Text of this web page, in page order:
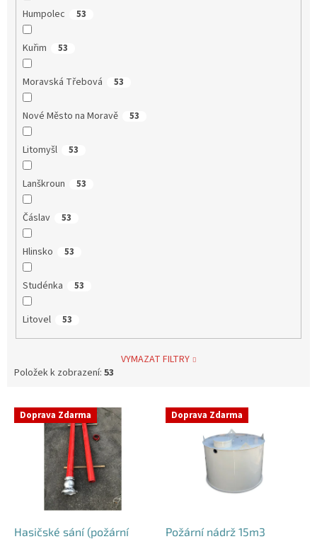
Humpolec 53
Kuřim 53
Moravská Třebová 53
Nové Město na Moravě 53
Litomyšl 53
Lanškroun 53
Čáslav 53
Hlinsko 53
Studénka 53
Litovel 53
VYMAZAT FILTRY
Položek k zobrazení: 53
V Doprava Zdarma
Hasičské sání (požární
Doprava Zdarma
Požární nádrž 15m3